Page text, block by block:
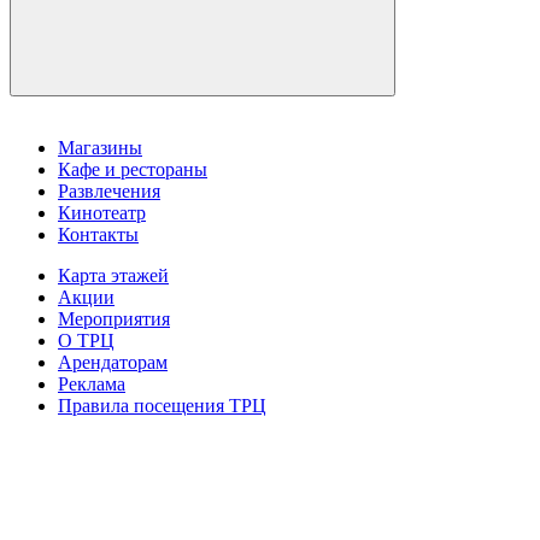
Магазины
Кафе и рестораны
Развлечения
Кинотеатр
Контакты
Карта этажей
Акции
Мероприятия
О ТРЦ
Арендаторам
Реклама
Правила посещения ТРЦ